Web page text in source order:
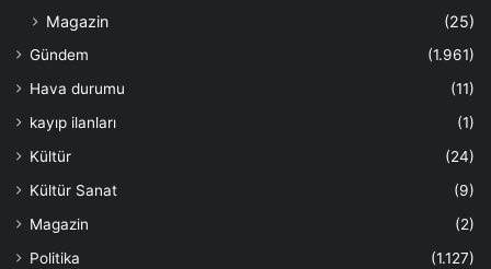
Magazin (25)
Gündem
(1.961)
Hava durumu
(11)
kayıp ilanları
(1)
Kültür
(24)
Kültür Sanat
(9)
Magazin
(2)
Politika
(1.127)